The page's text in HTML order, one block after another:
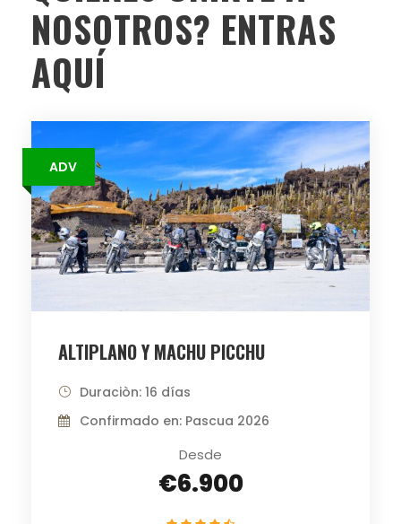
NOSOTROS? ENTRAS
AQUÍ
ADV
ALTIPLANO Y MACHU PICCHU
Duraciòn: 16 días
Confirmado en: Pascua 2026
Desde
€6.900